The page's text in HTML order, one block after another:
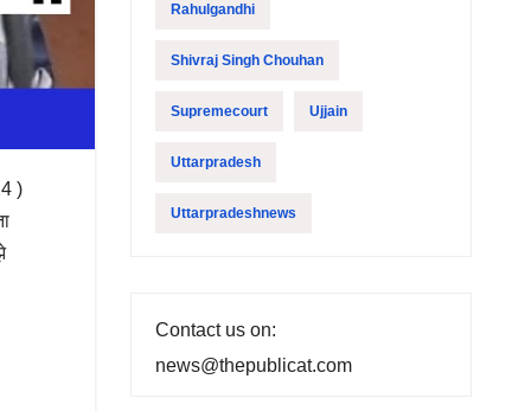
)
Rahulgandhi
Shivraj Singh Chouhan
Supremecourt Ujjain
Uttarpradesh
Uttarpradeshnews
Contact us on:
news@thepublicat.com